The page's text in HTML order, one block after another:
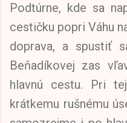
Podtúrne, kde sa
cestičku popri Váhu
doprava, a spustiť
Beňadíkovej zas
hlavnú cestu. Pri
krátkemu rušnému